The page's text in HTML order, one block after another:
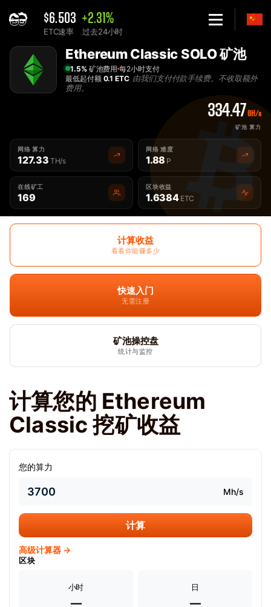
$6.503
ETC速率
+2.31%
过去24小时
Home
Solo Ethereum Classic ETC 矿池 - 2Miners
Ethereum Classic SOLO 矿池
1.5%矿池费用 每2小时支付
最低起付额 0.1 ETC 由我们支付付款手续费。不收取额外
费用。
334.47 GH/s
矿池 算力
网络 算力
127.33 TH/s
网络 难度
1.88 P
在线矿工
169
区块收益
1.6384 ETC
计算收益
看看你能赚多少
快速入门
无需注册
矿池操控盘
统计与监控
计算您的 Ethereum
Classic 挖矿收益
您的算力
Mh/s
计算
高级计算器 →
区块
小时
—
日
—